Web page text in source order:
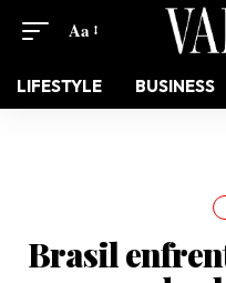
Aa
LIFESTYLE BUSINESS
Brasil